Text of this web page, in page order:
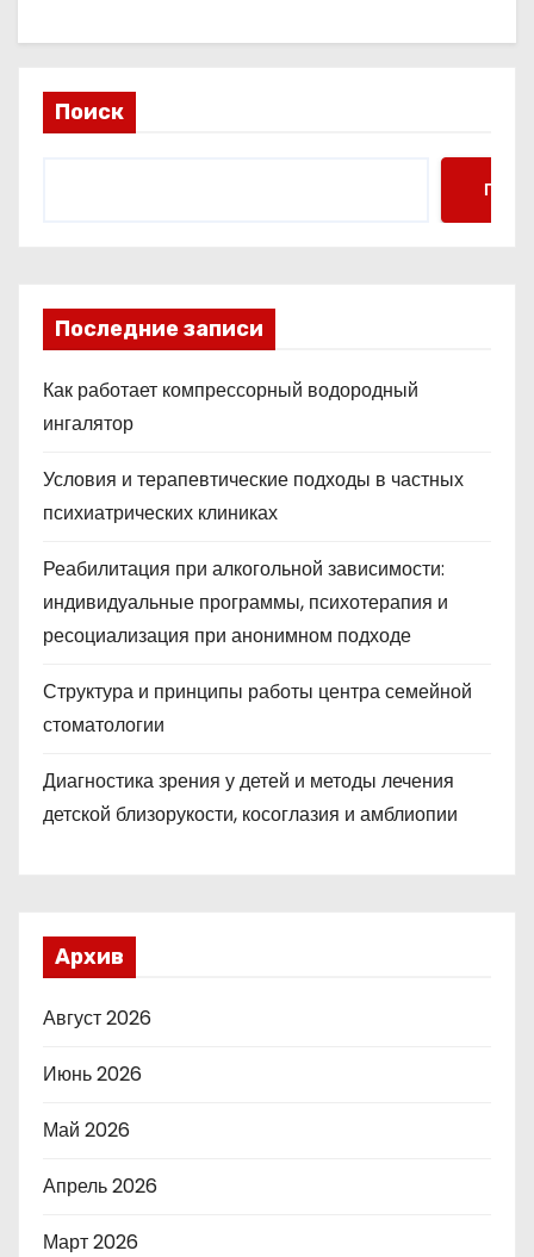
Поиск
Поиск
Последние записи
Как работает компрессорный водородный
ингалятор
Условия и терапевтические подходы в частных
психиатрических клиниках
Реабилитация при алкогольной зависимости:
индивидуальные программы, психотерапия и
ресоциализация при анонимном подходе
Структура и принципы работы центра семейной
стоматологии
Диагностика зрения у детей и методы лечения
детской близорукости, косоглазия и амблиопии
Архив
Август 2026
Июнь 2026
Май 2026
Апрель 2026
Март 2026